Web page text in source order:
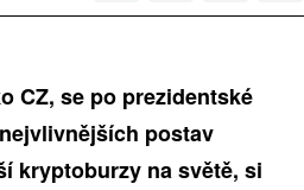
CZ, se po prezidentské
postav
kryptoburzy na světě, si